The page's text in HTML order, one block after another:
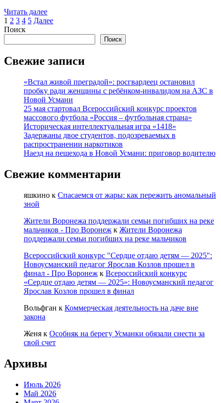
Читать далееПрочитать
больше
й
Платоновский
искусств
состоится
Пагинация
записей
1 2 3 4 5 Далее
Поиск
Поиск
Свежие записи
«Встал живой преградой»: росгвардеец остановил
пробку ради женщины с ребёнком-инвалидом на АЗС в
Новой Усмани
25 мая стартовал Всероссийский конкурс проектов
массового футбола «Россия – футбольная страна»
Историческая интеллектуальная игра «1418»
Задержаны двое студентов, подозреваемых в
распространении наркотиков
Наезд на пешехода в Новой Усмани: приговор водителю
Свежие комментарии
яшкино к Спасаемся от жары: как пережить аномальный
зной
Жители Воронежа поддержали семьи погибших на реке
мальчиков - Про Воронеж к Жители Воронежа
поддержали семьи погибших на реке мальчиков
Всероссийский конкурс "Сердце отдаю детям — 2025":
Новоусманский педагог Ярослав Козлов прошел в
финал - Про Воронеж к Всероссийский конкурс
«Сердце отдаю детям — 2025»: Новоусманский педагог
Ярослав Козлов прошел в финал
Вольфган к Коммерческая деятельность на даче вне
закона
Женя к Особняк на берегу Усманки обязали снести за
свой счет
Архивы
Июль 2026
Май 2026